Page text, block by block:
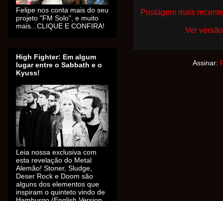
Postagem mais recente
Ver
Assinar:
Felipe nos conta mais do seu
projeto "FM Solo", e muito
mais...CLIQUE E CONFIRA!
High Fighter: Em algum
lugar entre o Sabbath e o
Kyuss!
Leia nossa exclusiva com
esta revelação do Metal
Alemão! Stoner, Sludge,
Deser Rock e Doom são
alguns dos elementos que
inspiram o quinteto vindo de